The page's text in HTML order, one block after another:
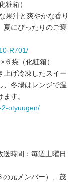
粧箱）
果汁と爽やかな香り
夏にぴったりのご褒
R701/
６袋（化粧箱）
上げ冷凍したスイー
、冬場はレンジで温
ます。
2-otyuugen/
送時間：毎週土曜日
の元メンバー）、茂